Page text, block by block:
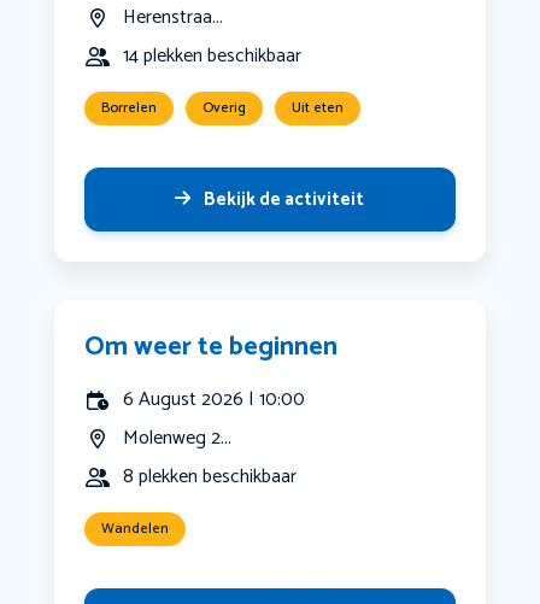
Herenstraa...
14 plekken beschikbaar
Borrelen Overig Uit eten
Bekijk de activiteit
Om weer te beginnen
6 August 2026 | 10:00
Molenweg 2...
8 plekken beschikbaar
Wandelen